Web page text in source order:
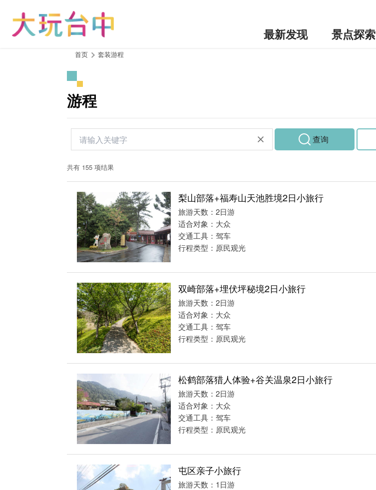
最新发现 景点探索
首页 套装游程
游程
查询
共有 155 项结果
梨山部落+福寿山天池胜境2日小旅行
旅游天数：2日游
适合对象：大众
交通工具：驾车
行程类型：原民观光
双崎部落+埋伏坪秘境2日小旅行
旅游天数：2日游
适合对象：大众
交通工具：驾车
行程类型：原民观光
松鹤部落猎人体验+谷关温泉2日小旅行
旅游天数：2日游
适合对象：大众
交通工具：驾车
行程类型：原民观光
屯区亲子小旅行
旅游天数：1日游